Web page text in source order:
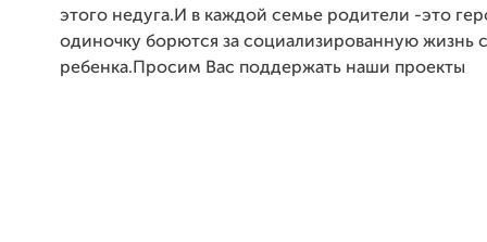
этого недуга.И в каждой семье родители -это
одиночку борются за социализированную жизнь
ребенка.Просим Вас поддержать наши проекты